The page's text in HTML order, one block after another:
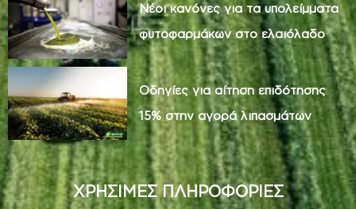
Νέοι κανόνες για τα υπολείμματα
φυτοφαρμάκων στο ελαιόλαδο
Οδηγίες για αίτηση επιδότησης
15% στην αγορά λιπασμάτων
ΧΡΗΣΙΜΕΣ ΠΛΗΡΟΦΟΡΙΕΣ